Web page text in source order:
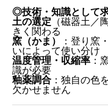
◎技術・知識として
土の選定 （磁器土／
きく関わる
窯（かま）
：登り窯
いによって使い分け
温度管理・収縮率 ：
識が必要
釉薬調合 ：独自の色
欠かせません